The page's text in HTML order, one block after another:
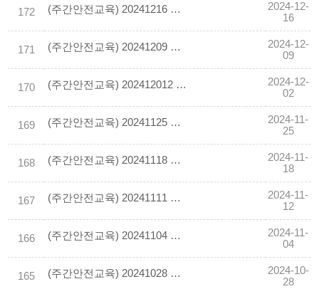
172 (주간안전교육) 20241216 동절기 건설현장 핵심 안전수칙
2024-12-
16
171 (주간안전교육) 20241209 한랭질환 예방가이드
2024-12-
09
170 (주간안전교육) 202412012 건설현장 용접.용단작업 화재.폭발사고 위험관리
2024-12-
02
169 (주간안전교육) 20241125 동절기 건설현장 핵심 안전수칙
2024-11-
25
168 (주간안전교육) 20241118 설비공사중 작업발판 사이로떨어짐
2024-11-
18
167 (주간안전교육) 20241111 배관설치 작업 중 이동식비계 전도되어 떨어짐
2024-11-
12
166 (주간안전교육) 20241104 사다리 이용작업 중대재해 사례 및 예방대책
2024-11-
04
165 (주간안전교육) 20241028 동절기 건설현장 핵심안전수칙
2024-10-
28